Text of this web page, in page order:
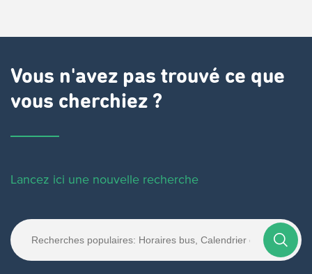
Vous n'avez pas trouvé ce que
vous cherchiez ?
Lancez ici une nouvelle recherche